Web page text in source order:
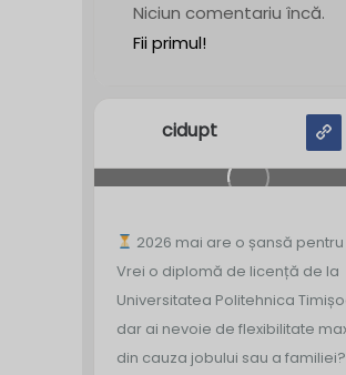
Niciun comentariu încă.
Fii primul!
cidupt
2026 mai are o șansă
Vrei o diplomă de licență de la
Universitatea Politehnica
dar ai nevoie de flexibilitate
din cauza jobului sau a familiei?